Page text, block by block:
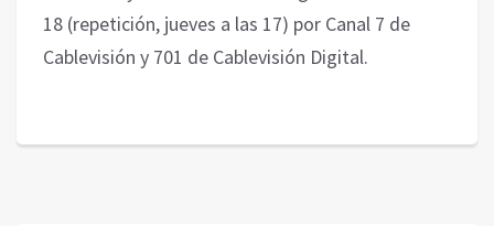
18 (repetición, jueves a las 17) por Canal 7 de
Cablevisión y 701 de Cablevisión Digital.